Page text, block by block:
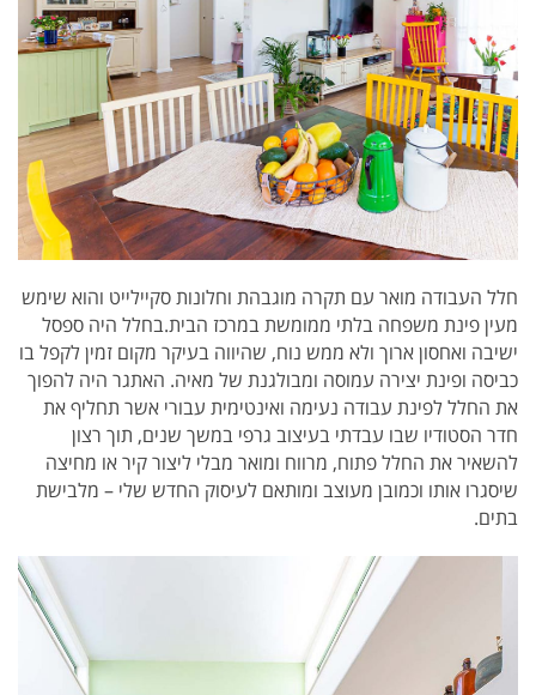
חלל העבודה מואר עם תקרה מוגבהת וחלונות סקיילייט והוא שימש
מעין פינת משפחה בלתי ממומשת במרכז הבית.בחלל היה ספסל
ישיבה ואחסון ארוך ולא ממש נוח, שהיווה בעיקר מקום זמין לקפל בו
כביסה ופינת יצירה עמוסה ומבולגנת של מאיה. האתגר היה להפוך
את החלל לפינת עבודה נעימה ואינטימית עבורי אשר תחליף את
חדר הסטודיו שבו עבדתי בעיצוב גרפי במשך שנים, תוך רצון
להשאיר את החלל פתוח, מרווח ומואר מבלי ליצור קיר או מחיצה
שיסגרו אותו וכמובן מעוצב ומותאם לעיסוק החדש שלי – מלבישת
בתים.